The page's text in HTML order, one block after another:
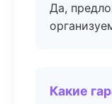
Да,
Какие